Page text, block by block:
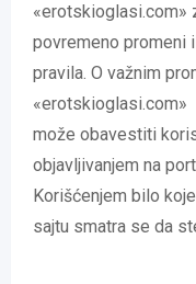
«erotskioglasi.com»
povremeno promeni
pravila. O važnim
«erotskioglasi.com»
može obavestiti
objavljivanjem na
Korišćenjem bilo
sajtu smatra se da